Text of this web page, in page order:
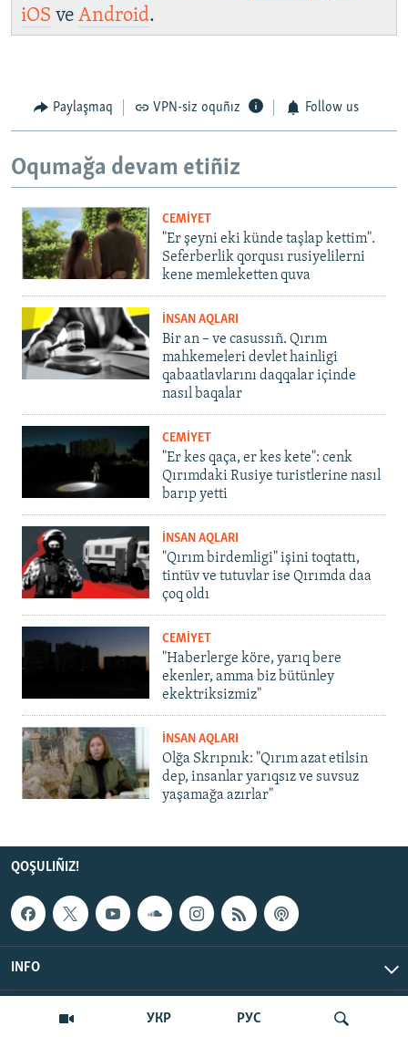
УКР РУС
iOS ve Android.
Paylaşmaq VPN-siz oquñız Follow us
Oqumağa devam etiñiz
CEMİYET
"Er şeyni eki künde taşlap kettim".
Seferberlik qorqusı rusiyelilerni
kene memleketten quva
İNSAN AQLARI
Bir an – ve casussıñ. Qırım
mahkemeleri devlet hainligi
qabaatlavlarını daqqalar içinde
nasıl baqalar
CEMİYET
"Er kes qaça, er kes kete": cenk
Qırımdaki Rusiye turistlerine nasıl
barıp yetti
İNSAN AQLARI
"Qırım birdemligi" işini toqtattı,
tintüv ve tutuvlar ise Qırımda daa
çoq oldı
CEMİYET
"Haberlerge köre, yarıq bere
ekenler, amma biz bütünley
ekektriksizmiz"
İNSAN AQLARI
Olğa Skrıpnık: "Qırım azat etilsin
dep, insanlar yarıqsız ve suvsuz
yaşamağa azırlar"
QOŞULIÑIZ!
INFO
© Qırım.Aqiqat, 2026 | All Rights Reserved.